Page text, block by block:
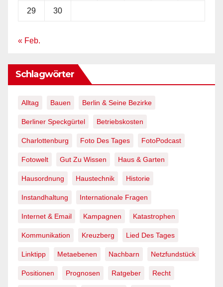
29 30
« Feb.
Schlagwörter
Alltag Bauen Berlin & Seine Bezirke
Berliner Speckgürtel Betriebskosten
Charlottenburg Foto Des Tages FotoPodcast
Fotowelt Gut Zu Wissen Haus & Garten
Hausordnung Haustechnik Historie
Instandhaltung Internationale Fragen
Internet & Email Kampagnen Katastrophen
Kommunikation Kreuzberg Lied Des Tages
Linktipp Metaebenen Nachbarn Netzfundstück
Positionen Prognosen Ratgeber Recht